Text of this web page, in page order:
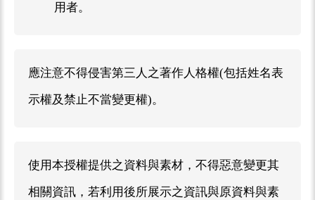
用者。
應注意不得侵害第三人之著作人格權(包括姓名表
示權及禁止不當變更權)。
使用本授權提供之資料與素材，不得惡意變更其
相關資訊，若利用後所展示之資訊與原資料與素